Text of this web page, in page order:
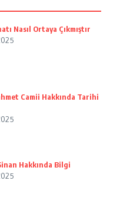
Nasıl Ortaya Çıkmıştır
Camii Hakkında Tarihi
Hakkında Bilgi